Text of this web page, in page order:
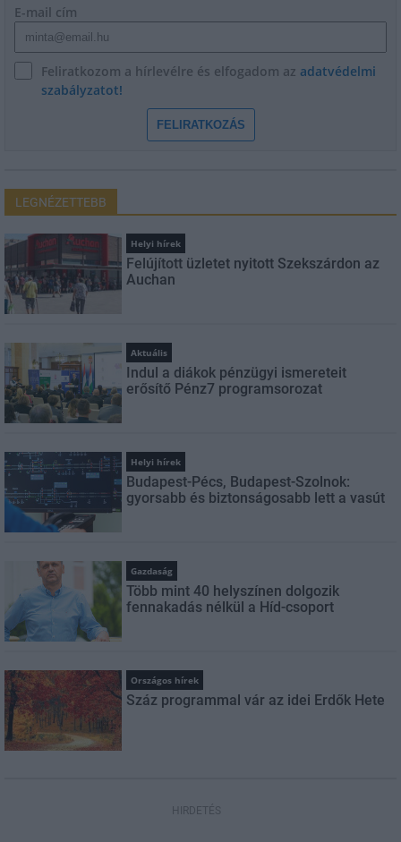
E-mail cím
Feliratkozom a hírlevélre és elfogadom az adatvédelmi
szabályzatot!
FELIRATKOZÁS
LEGNÉZETTEBB
Helyi hírek
Felújított üzletet nyitott Szekszárdon az
Auchan
Aktuális
Indul a diákok pénzügyi ismereteit
erősítő Pénz7 programsorozat
Helyi hírek
Budapest-Pécs, Budapest-Szolnok:
gyorsabb és biztonságosabb lett a vasút
Gazdaság
Több mint 40 helyszínen dolgozik
fennakadás nélkül a Híd-csoport
Országos hírek
Száz programmal vár az idei Erdők Hete
HIRDETÉS